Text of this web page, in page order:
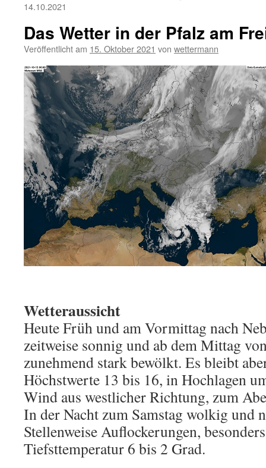
14.10.2021
Das Wetter in der Pfalz am
Veröffentlicht am 15. Oktober 2021 von wettermann
Wetteraussicht
Heute Früh und am Vormittag nach
zeitweise sonnig und ab dem Mittag
zunehmend stark bewölkt. Es bleibt
Höchstwerte 13 bis 16, in Hochlagen
Wind aus westlicher Richtung, zum
In der Nacht zum Samstag wolkig und
Stellenweise Auflockerungen,
Tiefsttemperatur 6 bis 2 Grad.